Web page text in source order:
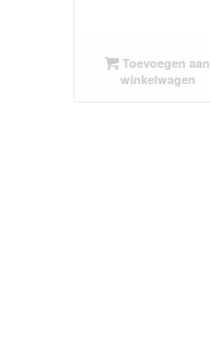
Toevoegen aan
winkelwagen